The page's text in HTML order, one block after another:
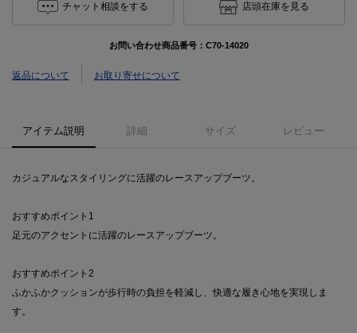
チャット相談をする 店頭在庫を見る
お問い合わせ商品番号： C70-14020
返品について お取り寄せについて
アイテム説明 詳細 サイズ レビュー
カジュアルなスタイリングに活躍のレースアップブーツ。
おすすめポイント1
足元のアクセントに活躍のレースアップブーツ。
おすすめポイント2
ふかふかクッションが歩行時の負担を軽減し、快適な履き心地を実現しま
す。